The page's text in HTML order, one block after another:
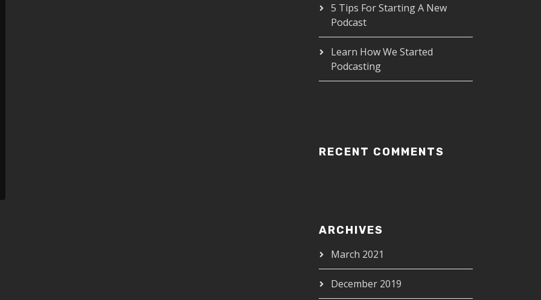
5 Tips For Starting A New
Podcast
Learn How We Started
Podcasting
RECENT COMMENTS
ARCHIVES
March 2021
December 2019